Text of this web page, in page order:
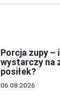
Porcja zupy –
wystarczy na
posiłek?
06.08.2026